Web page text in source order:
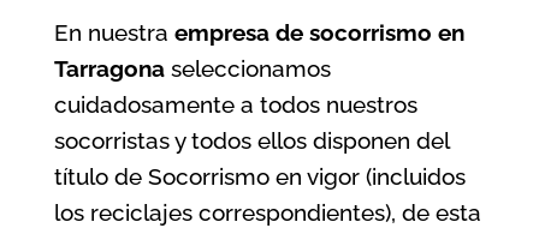
En nuestra empresa de socorrismo en
Tarragona seleccionamos
cuidadosamente a todos nuestros
socorristas y todos ellos disponen del
título de Socorrismo en vigor (incluidos
los reciclajes correspondientes), de esta